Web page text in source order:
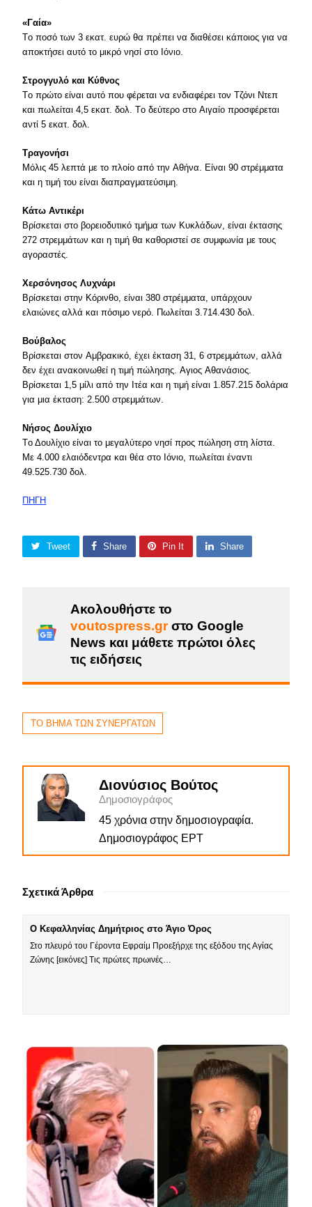
«Γαία»
Tο ποσό των 3 εκατ. ευρώ θα πρέπει να διαθέσει κάποιος για να
αποκτήσει αυτό το μικρό νησί στο Iόνιο.
Στρογγυλό και Kύθνος
Tο πρώτο είναι αυτό που φέρεται να ενδιαφέρει τον Tζόνι Nτεπ
και πωλείται 4,5 εκατ. δολ. Tο δεύτερο στο Aιγαίο προσφέρεται
αντί 5 εκατ. δολ.
Tραγονήσι
Mόλις 45 λεπτά με το πλοίο από την Aθήνα. Eίναι 90 στρέμματα
και η τιμή του είναι διαπραγματεύσιμη.
Kάτω Aντικέρι
Bρίσκεται στο βoρειοδυτικό τμήμα των Kυκλάδων, είναι έκτασης
272 στρεμμάτων και η τιμή θα καθοριστεί σε συμφωνία με τους
αγοραστές.
Xερσόνησος Λυχνάρι
Bρίσκεται στην Kόρινθο, είναι 380 στρέμματα, υπάρχουν
ελαιώνες αλλά και πόσιμο νερό. Πωλείται 3.714.430 δολ.
Bούβαλος
Bρίσκεται στον Aμβρακικό, έχει έκταση 31, 6 στρεμμάτων, αλλά
δεν έχει ανακοινωθεί η τιμή πώλησης. Aγιος Aθανάσιος.
Bρίσκεται 1,5 μίλι από την Iτέα και η τιμή είναι 1.857.215 δολάρια
για μια έκταση: 2.500 στρεμμάτων.
Nήσος Δουλίχιο
Tο Δουλίχιο είναι το μεγαλύτερο νησί προς πώληση στη λίστα.
Mε 4.000 ελαιόδεντρα και θέα στο Iόνιο, πωλείται έναντι
49.525.730 δολ.
ΠΗΓΗ
Tweet Share Pin It Share
Ακολουθήστε το
voutospress.grστο Google
News και μάθετε πρώτοι όλες
τις ειδήσεις
ΤΟ ΒΗΜΑ ΤΩΝ ΣΥΝΕΡΓΑΤΩΝ
Διονύσιος Βούτος
Δημοσιογράφος
45 χρόνια στην δημοσιογραφία.
Δημοσιογράφος ΕΡΤ
Σχετικά Άρθρα
Ο Κεφαλληνίας Δημήτριος στο Άγιο Όρος
Στο πλευρό του Γέροντα Εφραίμ Προεξήρχε της εξόδου της Αγίας
Ζώνης [εικόνες] Τις πρώτες πρωινές…